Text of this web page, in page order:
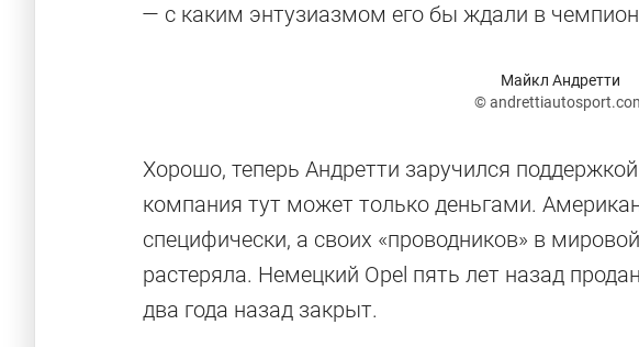
— с каким энтузиазмом его бы ждали в
Майкл Андретти
©
Хорошо, теперь Андретти заручился
компания тут может только деньгами.
специфически, а своих «проводников» в
растеряла. Немецкий Opel пять лет назад
два года назад закрыт.